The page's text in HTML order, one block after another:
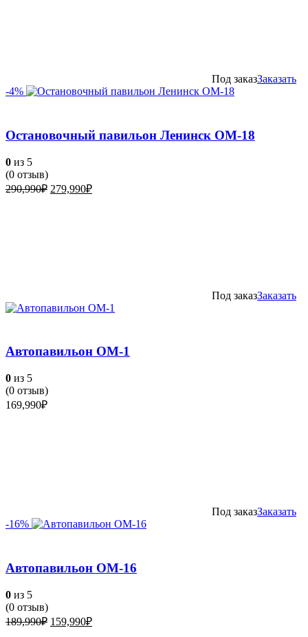
Под заказЗаказать
-4%
Остановочный павильон Ленинск ОМ-18
0 из 5
(0 отзыв)
290,990₽ Первоначальная
279,990₽Текущая
Под заказЗаказать
Автопавильон ОМ-1
0 из 5
(0 отзыв)
169,990₽
Под заказЗаказать
-16%
Автопавильон ОМ-16
0 из 5
(0 отзыв)
189,990₽ Первоначальная
159,990₽Текущая